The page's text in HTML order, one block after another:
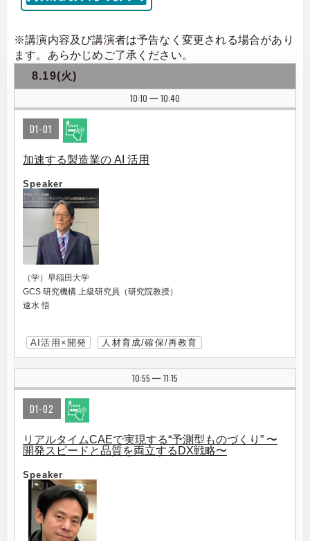
※講演内容及び講演者は予告なく変更される場合があり
ます。あらかじめご了承ください。
8.19(火)
10:10
| 10:40
D1-01
加速する製造業の AI 活用
Speaker
（学）早稲田大学
GCS 研究機構 上級研究員（研究院教授）
速水 悟
AI活用×開発 人材育成/確保/再教育
10:55 | 11:15
D1-02
リアルタイムCAEで実現する“予測型ものづくり” 〜
開発スピードと品質を両立するDX戦略〜
Speaker